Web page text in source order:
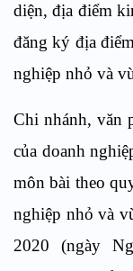
diện, địa điểm
đăng ký địa
nghiệp nhỏ và
Chi nhánh, văn
của doanh
môn bài theo
nghiệp nhỏ và
2020 (ngày